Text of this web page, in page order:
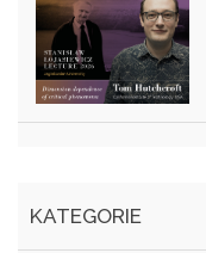
KATEGORIE